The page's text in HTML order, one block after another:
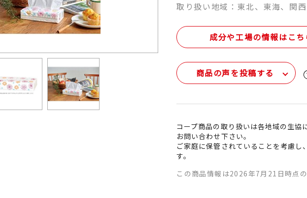
取り扱い地域：東北、東海、関
成分や工場の情報はこ
商品の声を投稿する
コープ商品の取り扱いは各地域の生協
お問い合わせ下さい。
ご家庭に保管されていることを考慮
す。
この商品情報は2026年7月21日時点